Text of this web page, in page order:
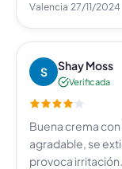
Valencia 27/11/2024
S Shay Moss
Verificada
Buena crema
agradable, se
provoca